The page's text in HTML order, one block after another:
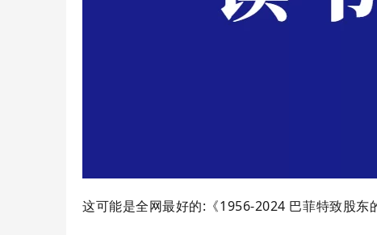
这可能是全网最好的:《1956-2024 巴菲特致股东